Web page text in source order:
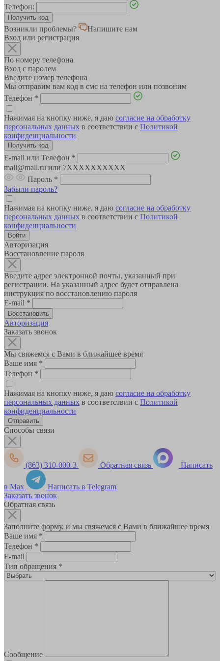
Телефон:
Возникли проблемы?
Напишите нам
Вход или регистрация
По номеру телефона
Вход с паролем
Введите номер телефона
Мы отправим вам код в смс на телефон или позвоним
Телефон *
Нажимая на кнопку ниже, я даю согласие на обработку
персональных данных в соответствии с Политикой
конфиденциальности
E-mail или Телефон *
mail@mail.ru или 7XXXXXXXXXX
Пароль *
Забыли пароль?
Нажимая на кнопку ниже, я даю согласие на обработку
персональных данных в соответствии с Политикой
конфиденциальности
Авторизация
Восстановление пароля
Введите адрес электронной почты, указанный при
регистрации. На указанный адрес будет отправлена
инструкция по восстановлению пароля
E-mail *
Авторизация
Заказать звонок
Мы свяжемся с Вами в ближайшее время
Ваше имя *
Телефон *
Нажимая на кнопку ниже, я даю согласие на обработку
персональных данных в соответствии с Политикой
конфиденциальности
Способы связи
(863) 310-000-3 Обратная связь Написать
в Max
Написать в Telegram
Заказать звонок
Обратная связь
Заполните форму, и мы свяжемся с Вами в ближайшее время
Ваше имя *
Телефон *
E-mail
Тип обращения *
Сообщение